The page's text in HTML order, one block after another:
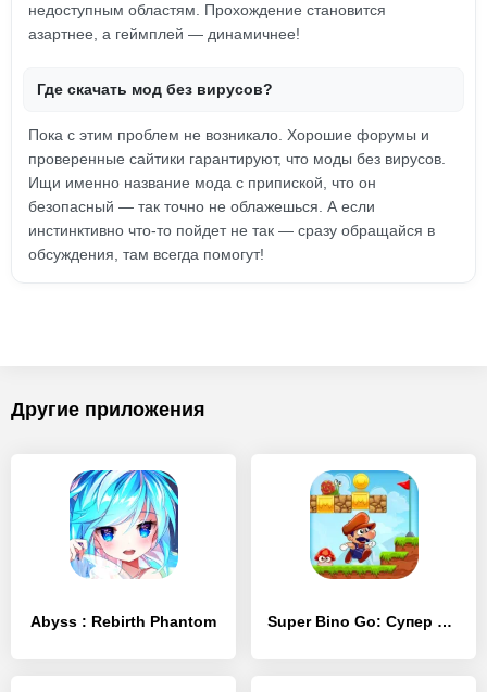
недоступным областям. Прохождение становится
азартнее, а геймплей — динамичнее!
Где скачать мод без вирусов?
Пока с этим проблем не возникало. Хорошие форумы и
проверенные сайтики гарантируют, что моды без вирусов.
Ищи именно название мода с припиской, что он
безопасный — так точно не облажешься. А если
инстинктивно что-то пойдет не так — сразу обращайся в
обсуждения, там всегда помогут!
Другие приложения
Abyss : Rebirth Phantom Super Bino Go: Cупер бино